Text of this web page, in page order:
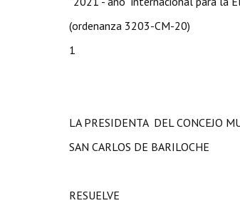
(ordenanza 3203-CM-20)
1
LA PRESIDENTA DEL CONCEJO
SAN CARLOS DE BARILOCHE
RESUELVE